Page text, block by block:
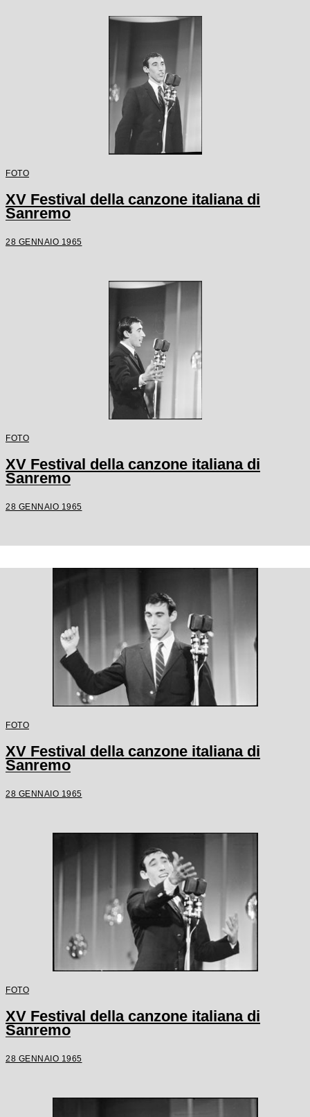
FOTO
XV Festival della canzone italiana di
Sanremo
28 GENNAIO 1965
FOTO
XV Festival della canzone italiana di
Sanremo
28 GENNAIO 1965
FOTO
XV Festival della canzone italiana di
Sanremo
28 GENNAIO 1965
FOTO
XV Festival della canzone italiana di
Sanremo
28 GENNAIO 1965